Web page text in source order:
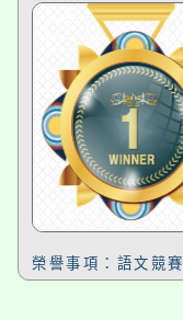
榮譽事項：語文競賽